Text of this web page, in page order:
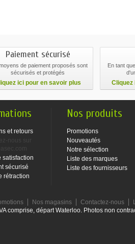
Paiement sécurisé
de paiement proposés sont
sécurisés et protégés
ici pour en savoir plus
En tant
Cliquez
et retours
nous sur
satisfaction
sécurisé
rétraction
Nos produits
Promotions
Nouveautés
Notre sélection
Liste des marques
Liste des fournisseurs
Nos magasins Contactez-nous
comprise, départ Waterloo. Photos non